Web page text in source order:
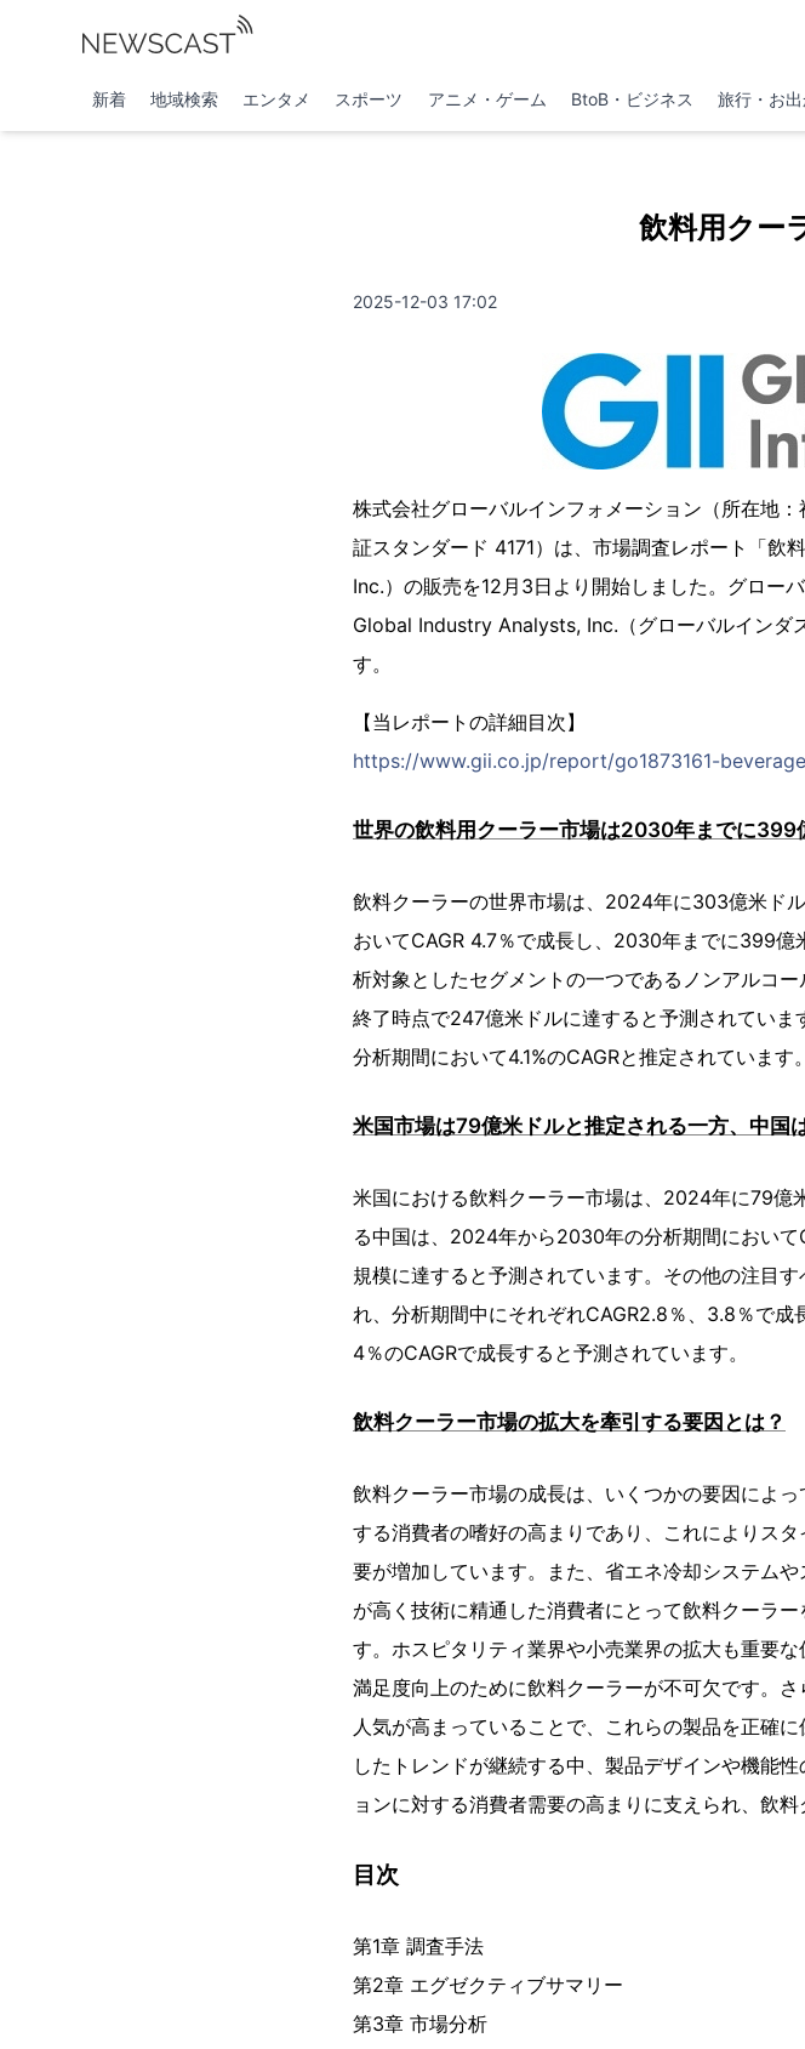
新着 地域検索 エンタメ スポーツ アニメ・ゲーム BtoB・ビジネス 旅行・お
飲料用クー
2025-12-03 17:02
株式会社グローバルインフォメーション（所在地
証スタンダード 4171）は、市場調査レポート「
Inc.）の販売を12月3日より開始しました。グロ
Global Industry Analysts, Inc.（グローバルインダ
す。
【当レポートの詳細目次】
https://www.gii.co.jp/report/go1873161-
世界の飲料用クーラー市場は2030年までに399
飲料クーラーの世界市場は、2024年に303億米ド
おいてCAGR 4.7％で成長し、2030年までに399
析対象としたセグメントの一つであるノンアルコ
終了時点で247億米ドルに達すると予測されていま
分析期間において4.1%のCAGRと推定されています。
米国市場は79億米ドルと推定される一方、中国
米国における飲料クーラー市場は、2024年に79億
る中国は、2024年から2030年の分析期間におい
規模に達すると予測されています。その他の注目
れ、分析期間中にそれぞれCAGR2.8％、3.8％で
4％のCAGRで成長すると予測されています。
飲料クーラー市場の拡大を牽引する要因とは？
飲料クーラー市場の成長は、いくつかの要因によ
する消費者の嗜好の高まりであり、これによりス
要が増加しています。また、省エネ冷却システム
が高く技術に精通した消費者にとって飲料クーラ
す。ホスピタリティ業界や小売業界の拡大も重要
満足度向上のために飲料クーラーが不可欠です。
人気が高まっていることで、これらの製品を正確
したトレンドが継続する中、製品デザインや機能
ョンに対する消費者需要の高まりに支えられ、飲
目次
第1章 調査手法
第2章 エグゼクティブサマリー
第3章 市場分析